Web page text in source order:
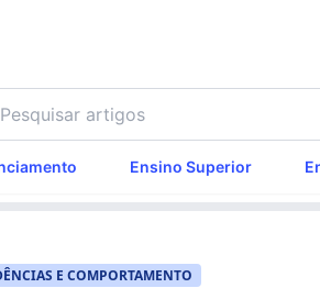
Ensino Superior
E COMPORTAMENTO